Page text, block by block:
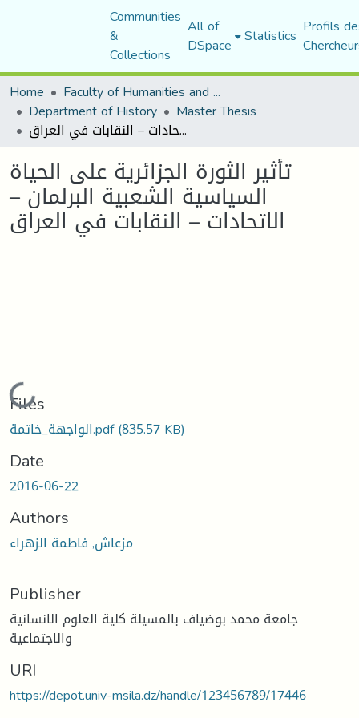
Communities
&
Collections
All of
DSpace Statistics Profils
Home
Faculty of Humanities and Social Sciences
Department of History Master Thesis
تأثير الثورة الجزائرية على الحياة السياسية الشعبية البرلمان – الاتحادات – النقابات في العراق
تأثير الثورة الجزائرية على الحياة
السياسية الشعبية البرلمان –
الاتحادات – النقابات في العراق
Loading...
Files
الواجهة_خاتمة.pdf(835.57 KB)
Date
2016-06-22
Authors
مزعاش, فاطمة الزهراء
Publisher
جامعة محمد بوضياف بالمسيلة كلية العلوم الانسانية
والاجتماعية
URI
https://depot.univ-msila.dz/handle/123456789/17446